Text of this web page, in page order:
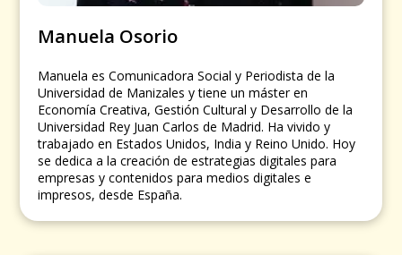
Manuela Osorio
Manuela es Comunicadora Social y Periodista de la
Universidad de Manizales y tiene un máster en
Economía Creativa, Gestión Cultural y Desarrollo de la
Universidad Rey Juan Carlos de Madrid. Ha vivido y
trabajado en Estados Unidos, India y Reino Unido. Hoy
se dedica a la creación de estrategias digitales para
empresas y contenidos para medios digitales e
impresos, desde España.